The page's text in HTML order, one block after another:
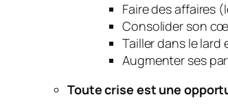
Faire des affaires
Consolider son
Tailler dans le lard
Augmenter ses
Toute crise est une